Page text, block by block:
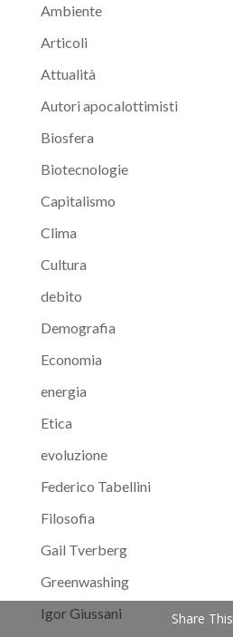
Ambiente
Articoli
Attualità
Autori apocalottimisti
Biosfera
Biotecnologie
Capitalismo
Clima
Cultura
debito
Demografia
Economia
energia
Etica
evoluzione
Federico Tabellini
Filosofia
Gail Tverberg
Greenwashing
Igor Giussani
Share This